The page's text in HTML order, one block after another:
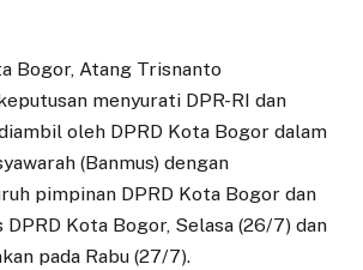
Bogor, Atang Trisnanto
menyurati DPR-RI dan
oleh DPRD Kota Bogor dalam
(Banmus) dengan
pimpinan DPRD Kota Bogor dan
DPRD Kota Bogor, Selasa (26/7) dan
pada Rabu (27/7).